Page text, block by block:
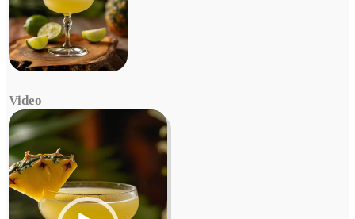
Video
Video
Player